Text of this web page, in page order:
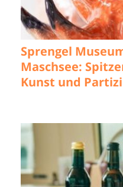
Sprengel
Maschsee:
Kunst und